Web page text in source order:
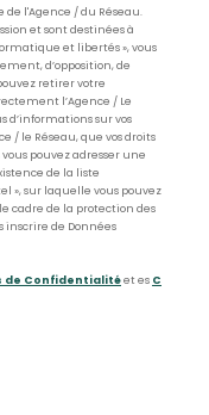
l'Agence / du Réseau.
et sont destinées à
et libertés », vous
d’opposition, de
retirer votre
l’Agence / Le
d’informations sur vos
/ le Réseau, que vos droits
pouvez adresser une
de la liste
», sur laquelle vous pouvez
le cadre de la protection des
inscrire de Données
de Confidentialitéet es C